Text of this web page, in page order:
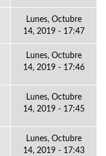
Lunes, Octubre
14, 2019 - 17:47
Lunes, Octubre
14, 2019 - 17:46
Lunes, Octubre
14, 2019 - 17:45
Lunes, Octubre
14, 2019 - 17:43